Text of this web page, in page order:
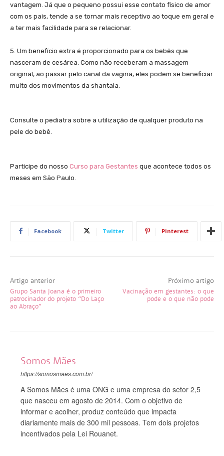
vantagem. Já que o pequeno possui esse contato físico de amor
com os pais, tende a se tornar mais receptivo ao toque em geral e
a ter mais facilidade para se relacionar.
5. Um benefício extra é proporcionado para os bebês que
nasceram de cesárea. Como não receberam a massagem
original, ao passar pelo canal da vagina, eles podem se beneficiar
muito dos movimentos da shantala.
Consulte o pediatra sobre a utilização de qualquer produto na
pele do bebê.
Participe do nosso Curso para Gestantes que acontece todos os
meses em São Paulo.
Facebook Twitter Pinterest
Artigo anterior
Grupo Santa Joana é o primeiro
patrocinador do projeto “Do Laço
ao Abraço”
Próximo artigo
Vacinação em gestantes: o que
pode e o que não pode
Somos Mães
https://somosmaes.com.br/
A Somos Mães é uma ONG e uma empresa do setor 2,5
que nasceu em agosto de 2014. Com o objetivo de
informar e acolher, produz conteúdo que impacta
diariamente mais de 300 mil pessoas. Tem dois projetos
incentivados pela Lei Rouanet.